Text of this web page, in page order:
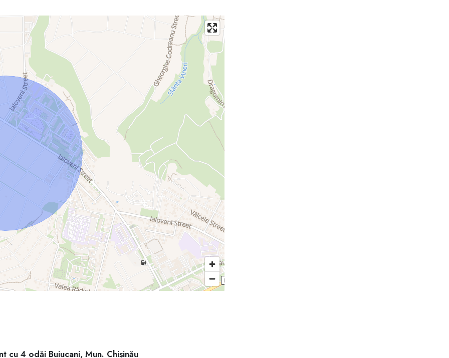
cu 4 odăi Buiucani, Mun. Chișinău